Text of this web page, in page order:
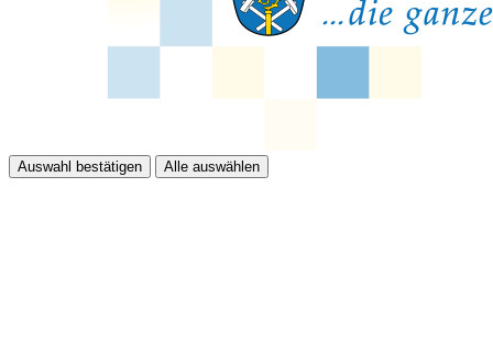
Auswahl bestätigen Alle auswählen